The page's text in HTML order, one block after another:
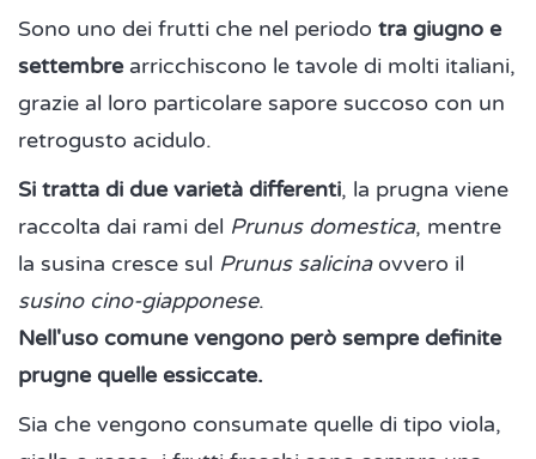
Sono uno dei frutti che nel periodo tra giugno e
settembrearricchiscono le tavole di molti italiani,
grazie al loro particolare sapore succoso con un
retrogusto acidulo.
Si tratta di due varietà differenti, la prugna viene
raccolta dai rami del Prunus domestica, mentre
la susina cresce sul Prunus salicinaovvero il
susino cino-giapponese.
Nell'uso comune vengono però sempre definite
prugne quelle essiccate.
Sia che vengono consumate quelle di tipo viola,